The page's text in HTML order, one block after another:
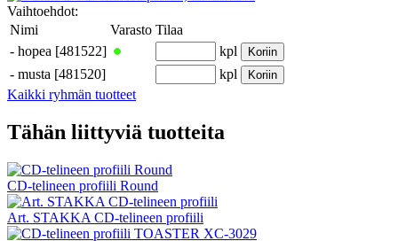
Vaihtoehdot:
Nimi
Varasto Tilaa
- hopea [481522] kpl Koriin
- musta [481520] kpl Koriin
Kaikki ryhmän tuotteet
Tähän liittyviä tuotteita
CD-telineen profiili Round
Art. STAKKA CD-telineen profiili